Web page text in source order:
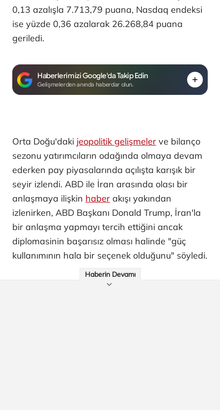
0,13 azalışla 7.713,79 puana, Nasdaq endeksi
ise yüzde 0,36 azalarak 26.268,84 puana
geriledi.
Haberlerimizi Google'da Takip Edin
Gelişmelerden anında haberdar olun.
Orta Doğu'daki jeopolitik gelişmeler ve bilanço
sezonu yatırımcıların odağında olmaya devam
ederken pay piyasalarında açılışta karışık bir
seyir izlendi. ABD ile İran arasında olası bir
anlaşmaya ilişkin haber akışı yakından
izlenirken, ABD Başkanı Donald Trump, İran'la
bir anlaşma yapmayı tercih ettiğini ancak
diplomasinin başarısız olması halinde "güç
kullanımının hala bir seçenek olduğunu" söyledi.
Haberin Devamı